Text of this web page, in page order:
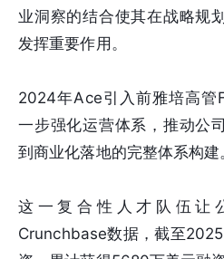
业洞察的结合使其在战略规
发挥重要作用。
2024年Ace引入前雅培高管
一步强化运营体系，推动公
到商业化落地的完整体系构建
这一复合性人才队伍让
Crunchbase数据，截至